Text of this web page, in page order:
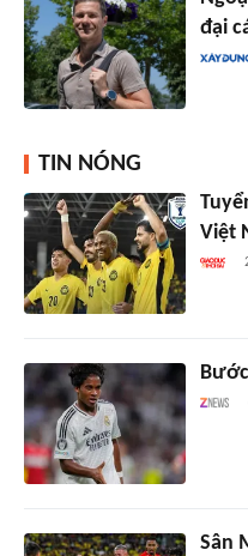
đại
TIN NÓNG
Việt
Sân